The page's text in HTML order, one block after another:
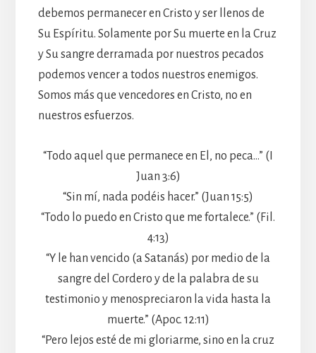
debemos permanecer en Cristo y ser llenos de
Su Espíritu. Solamente por Su muerte en la Cruz
y Su sangre derramada por nuestros pecados
podemos vencer a todos nuestros enemigos.
Somos más que vencedores en Cristo, no en
nuestros esfuerzos.
“Todo aquel que permanece en El, no peca…” (I
Juan 3:6)
“Sin mí, nada podéis hacer.” (Juan 15:5)
“Todo lo puedo en Cristo que me fortalece.” (Fil.
4:13)
“Y le han vencido (a Satanás) por medio de la
sangre del Cordero y de la palabra de su
testimonio y menospreciaron la vida hasta la
muerte.” (Apoc. 12:11)
“Pero lejos esté de mi gloriarme, sino en la cruz